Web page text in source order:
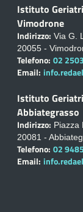
Istituto
Vimodrone
Indirizzo: Via G.
20055 -
Telefono: 02
Email:
Istituto
Abbiategrasso
Indirizzo: Piazza
20081 -
Telefono: 02
Email: